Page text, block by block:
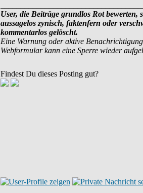
User, die Beiträge grundlos Rot
aussagelos zynisch, faktenfern oder
kommentarlos gelöscht.
Eine Warnung oder aktive
Webformular kann eine Sperre wieder
Findest Du dieses Posting gut?